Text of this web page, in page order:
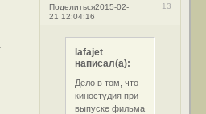
Поделиться 13
2015-02-
21 12:04:16
lafajet
написал(а):
Дело в том, что
киностудия при
выпуске фильма